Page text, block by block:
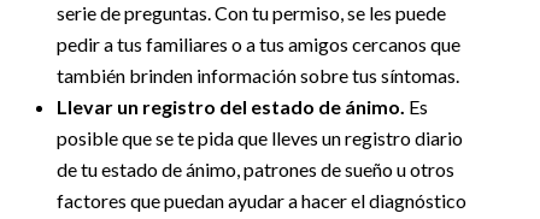
serie de preguntas. Con tu permiso, se les puede
pedir a tus familiares o a tus amigos cercanos que
también brinden información sobre tus síntomas.
Llevar un registro del estado de ánimo. Es
posible que se te pida que lleves un registro diario
de tu estado de ánimo, patrones de sueño u otros
factores que puedan ayudar a hacer el diagnóstico